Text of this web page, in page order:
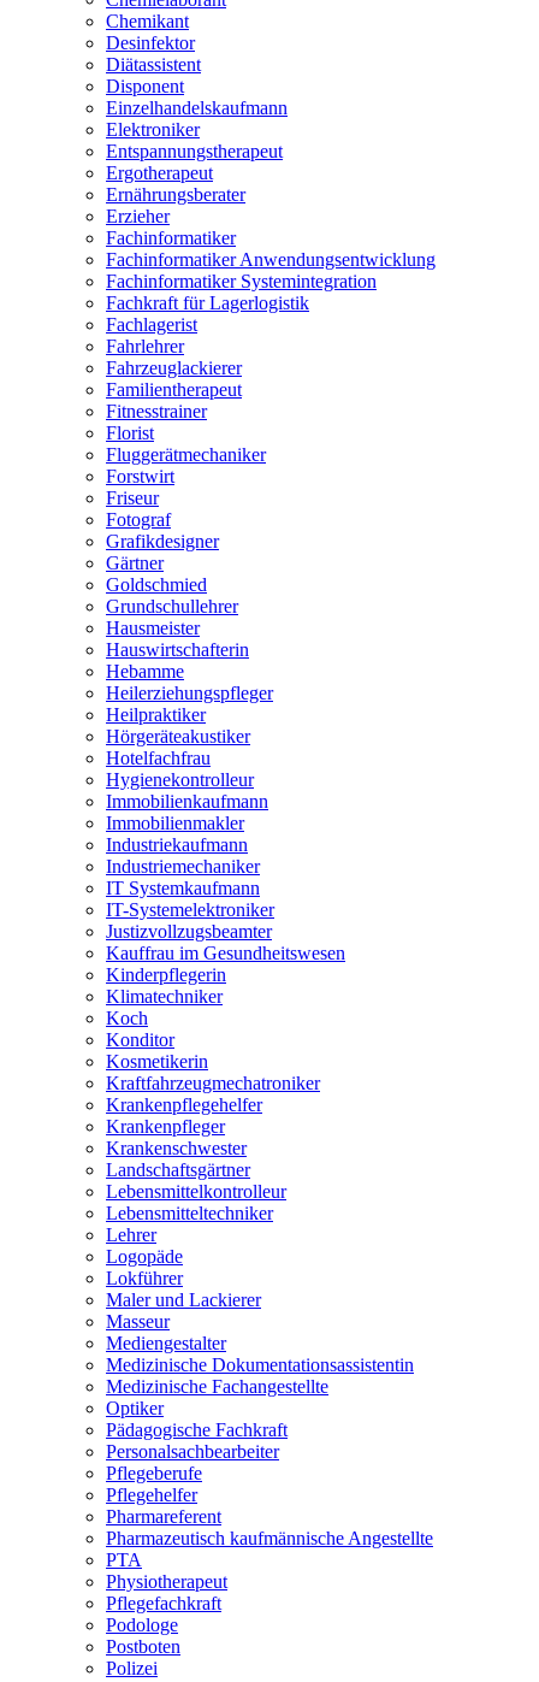
Chemikant
Desinfektor
Diätassistent
Disponent
Einzelhandelskaufmann
Elektroniker
Entspannungstherapeut
Ergotherapeut
Ernährungsberater
Erzieher
Fachinformatiker
Fachinformatiker Anwendungsentwicklung
Fachinformatiker Systemintegration
Fachkraft für Lagerlogistik
Fachlagerist
Fahrlehrer
Fahrzeuglackierer
Familientherapeut
Fitnesstrainer
Florist
Fluggerätmechaniker
Forstwirt
Friseur
Fotograf
Grafikdesigner
Gärtner
Goldschmied
Grundschullehrer
Hausmeister
Hauswirtschafterin
Hebamme
Heilerziehungspfleger
Heilpraktiker
Hörgeräteakustiker
Hotelfachfrau
Hygienekontrolleur
Immobilienkaufmann
Immobilienmakler
Industriekaufmann
Industriemechaniker
IT Systemkaufmann
IT-Systemelektroniker
Justizvollzugsbeamter
Kauffrau im Gesundheitswesen
Kinderpflegerin
Klimatechniker
Koch
Konditor
Kosmetikerin
Kraftfahrzeugmechatroniker
Krankenpflegehelfer
Krankenpfleger
Krankenschwester
Landschaftsgärtner
Lebensmittelkontrolleur
Lebensmitteltechniker
Lehrer
Logopäde
Lokführer
Maler und Lackierer
Masseur
Mediengestalter
Medizinische Dokumentationsassistentin
Medizinische Fachangestellte
Optiker
Pädagogische Fachkraft
Personalsachbearbeiter
Pflegeberufe
Pflegehelfer
Pharmareferent
Pharmazeutisch kaufmännische Angestellte
PTA
Physiotherapeut
Pflegefachkraft
Podologe
Postboten
Polizei